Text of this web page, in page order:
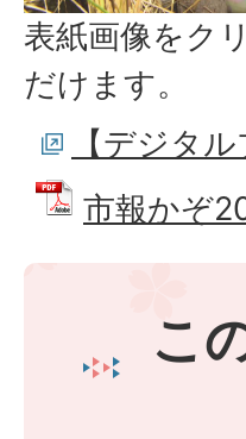
表紙画像をク
だけます。
【デジタ
市報かぞ
こ